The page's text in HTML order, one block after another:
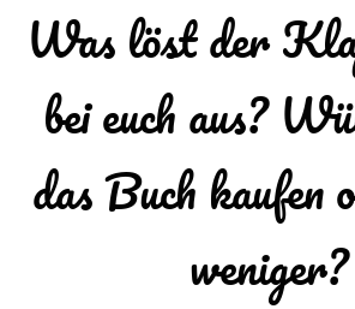
Was löst der
bei euch aus?
das Buch kaufen
weniger?